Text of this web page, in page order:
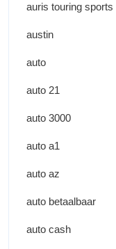
auris touring sports
austin
auto
auto 21
auto 3000
auto a1
auto az
auto betaalbaar
auto cash